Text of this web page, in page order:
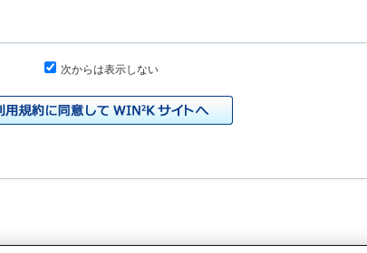
いる説明書の記載内容と、お客様がお持ちの製品の仕様がその後のマイナー
ります。本サイトに公開されている各種説明書の内容とお手持ちの製品の仕
各種説明書の変更の度に修正・更新するものではありません。
次からは表示しない